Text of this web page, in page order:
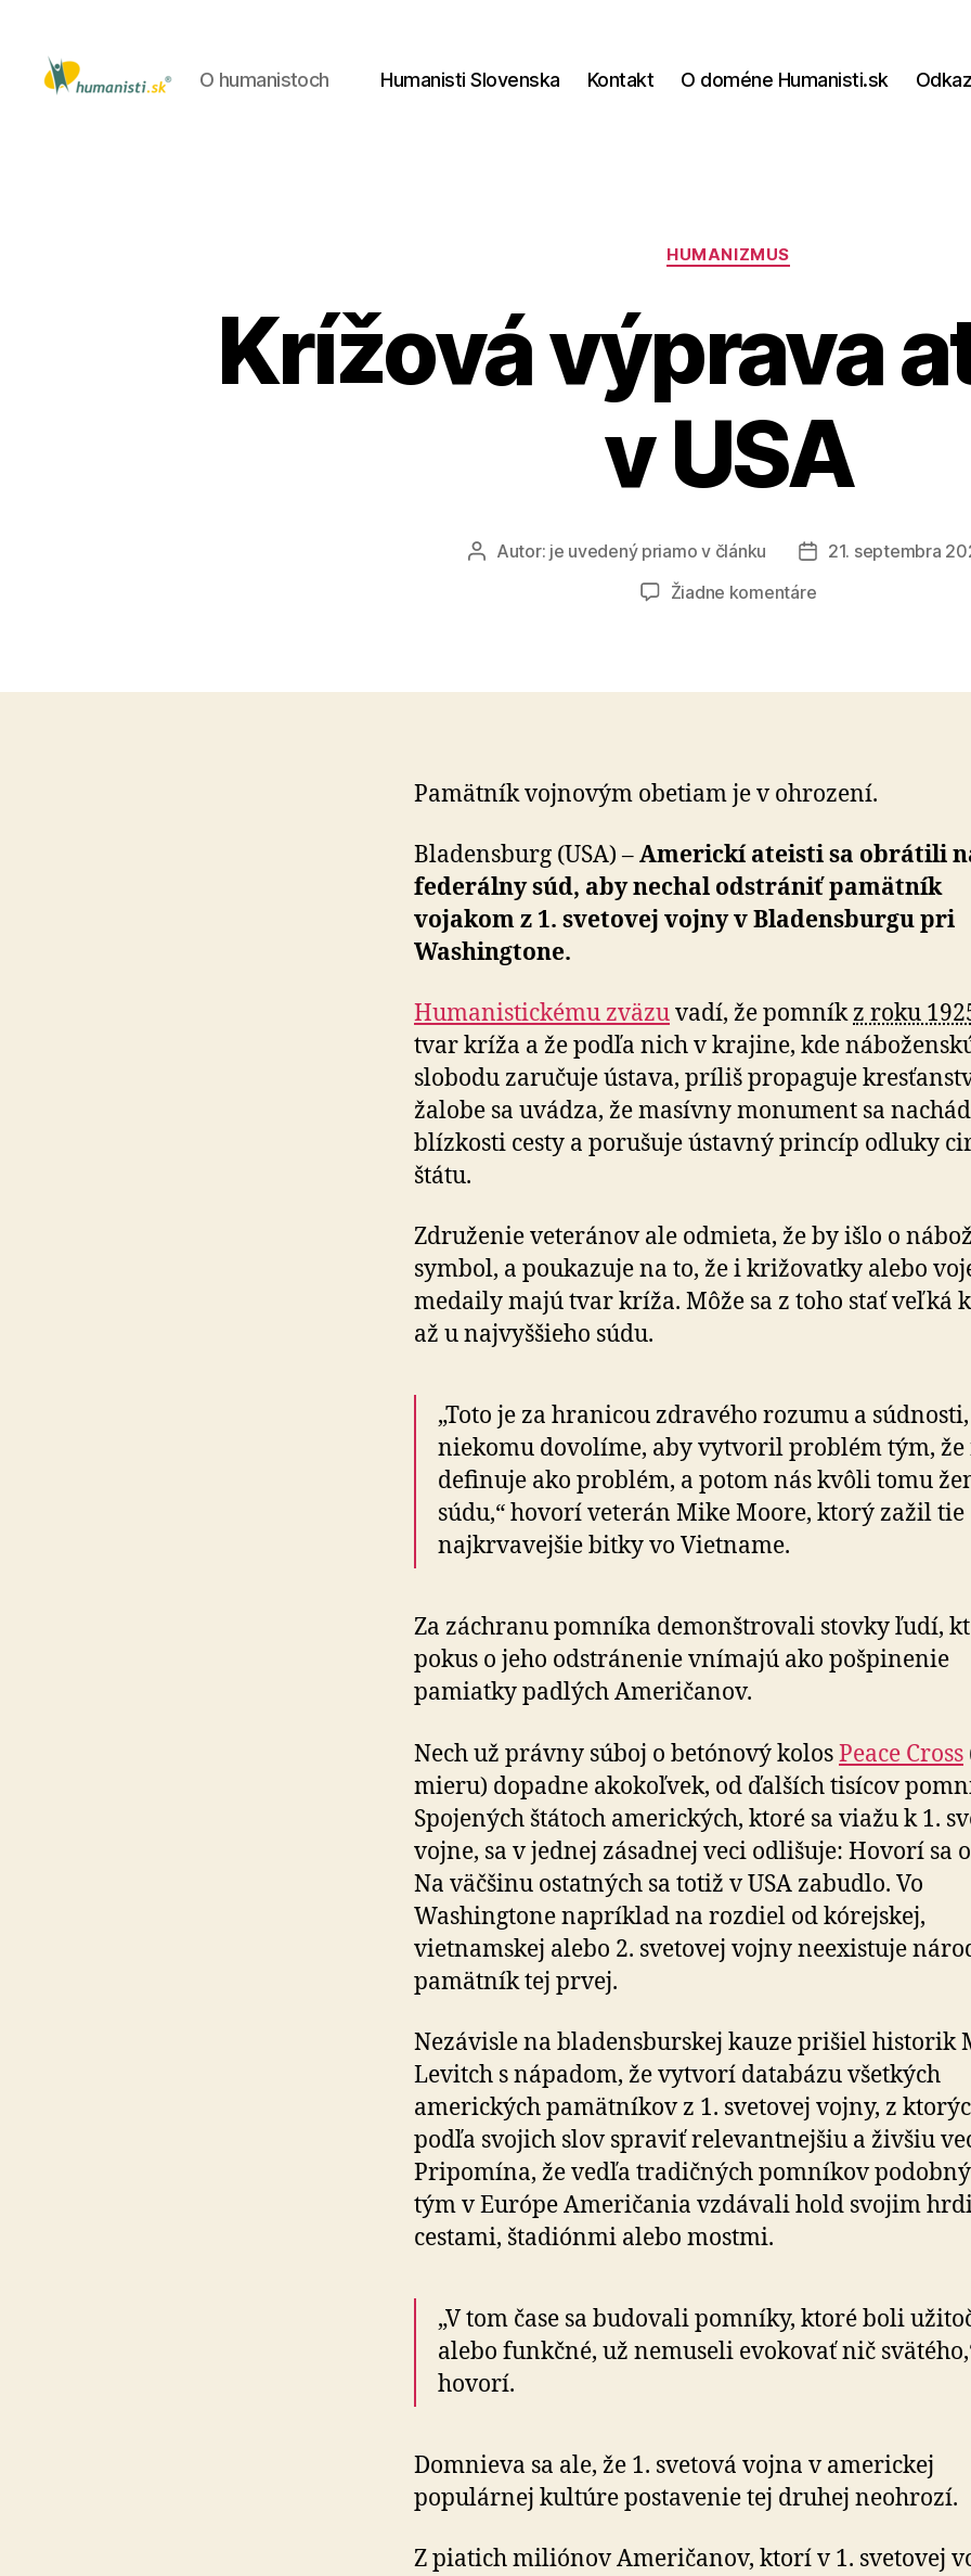
O humanistoch Humanisti Slovenska Kontakt O doméne Humanisti.sk
Kategórie
HUMANIZMUS
Krížová výprava
v USA
AutorAutor: je uvedený priamo v článku
Dátum
21. septembra
Žiadne komentárena
v
Pamätník vojnovým obetiam je v ohrození.
Bladensburg (USA) –Americkí ateisti sa obrátili
federálny súd, aby nechal odstrániť pamätník
vojakom z 1. svetovej vojny v Bladensburgu pri
Washingtone.
Humanistickému zväzuvadí, že pomníkz roku
tvar kríža a že podľa nich v krajine, kde
slobodu zaručuje ústava, príliš propaguje
žalobe sa uvádza, že masívny monument sa
blízkosti cesty a porušuje ústavný princíp odluky
štátu.
Združenie veteránov ale odmieta, že by išlo o
symbol, a poukazuje na to, že i križovatky alebo
medaily majú tvar kríža. Môže sa z toho stať veľká
až u najvyššieho súdu.
„Toto je za hranicou zdravého rozumu a
niekomu dovolíme, aby vytvoril problém tým, že
definuje ako problém, a potom nás kvôli tomu
súdu,“ hovorí veterán Mike Moore, ktorý zažil tie
najkrvavejšie bitky vo Vietname.
Za záchranu pomníka demonštrovali stovky ľudí,
pokus o jeho odstránenie vnímajú ako pošpinenie
pamiatky padlých Američanov.
Nech už právny súboj o betónový kolosPeace Cross
mieru) dopadne akokoľvek, od ďalších tisícov
Spojených štátoch amerických, ktoré sa viažu k 1.
vojne, sa v jednej zásadnej veci odlišuje: Hovorí sa
Na väčšinu ostatných sa totiž v USA zabudlo. Vo
Washingtone napríklad na rozdiel od kórejskej,
vietnamskej alebo 2. svetovej vojny neexistuje
pamätník tej prvej.
Nezávisle na bladensburskej kauze prišiel historik
Levitch s nápadom, že vytvorí databázu všetkých
amerických pamätníkov z 1. svetovej vojny, z
podľa svojich slov spraviť relevantnejšiu a živšiu
Pripomína, že vedľa tradičných pomníkov
tým v Európe Američania vzdávali hold svojim
cestami, štadiónmi alebo mostmi.
„V tom čase sa budovali pomníky, ktoré boli
alebo funkčné, už nemuseli evokovať nič
hovorí.
Domnieva sa ale, že 1. svetová vojna v americkej
populárnej kultúre postavenie tej druhej neohrozí.
Z piatich miliónov Američanov, ktorí v 1. svetovej